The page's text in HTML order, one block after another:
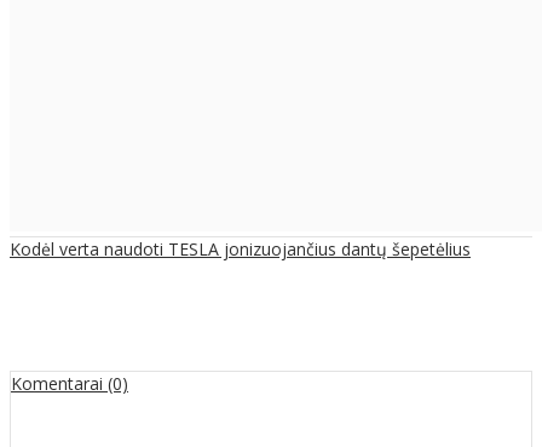
Kodėl verta naudoti TESLA jonizuojančius dantų šepetėlius
Komentarai (0)